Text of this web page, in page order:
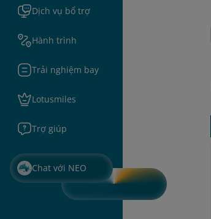
Dịch vụ bổ trợ
Hành trình
Trải nghiệm bay
Lotusmiles
Trợ giúp
Chat với NEO